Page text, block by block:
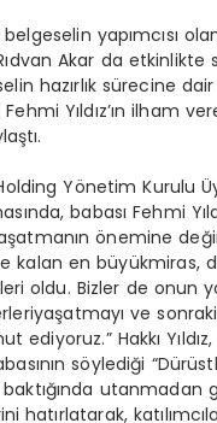
belgeselin yapımcısı
Akar da etkinlikte
hazırlık sürecine
Yıldız’ın ilham
Yönetim Kurulu
,babası Fehmi
önemine
kalan en büyükmiras,
oldu. Bizler de onun
yaşatmayı vesonraki
ediyoruz.” Hakkı Yıldız,
söylediği “
baktığında utanmadan
hatırlatarak,